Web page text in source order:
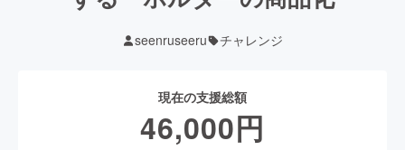
seenruseeru チャレンジ
現在の支援総額
46,000円